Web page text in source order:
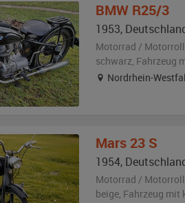
BMW R25/3
1953,
Motorrad /
schwarz, Fahrzeug
Nordrhein-
Mars 23 S
1954,
Motorrad /
beige, Fahrzeug mit